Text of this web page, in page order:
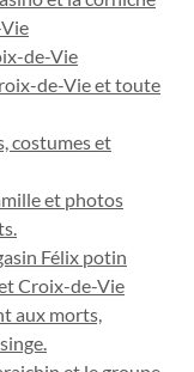
de-Vie
de-Vie et toute
costumes et
et photos
Félix potin
Croix-de-Vie
aux morts,